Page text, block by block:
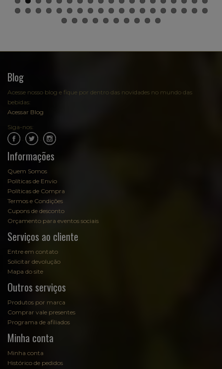
Blog
Acesse nosso blog e fique por dentro das novidades no mundo das
bebidas:
Acessar Blog
Siga-nos:
Informações
Quem Somos
Políticas de Envio
Políticas de Compra
Termos e Condições
Cupons de desconto
Orçamento para eventos sociais
Serviços ao cliente
Entre em contato
Solicitar devolução
Mapa do site
Outros serviços
Produtos por marca
Comprar vale presentes
Programa de afiliados
Minha conta
Minha conta
Histórico de pedidos